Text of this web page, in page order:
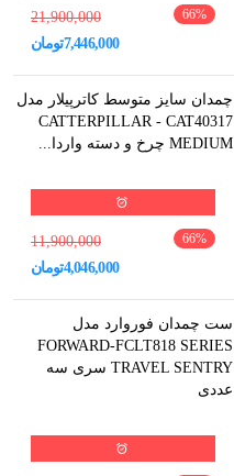
66%
21,900,000
7,446,000تومان
چمدان سایز متوسط کاترپیلار مدل
CATTERPILLAR - CAT40317
MEDIUM چرخ و دسته واردا...
66%
11,900,000
4,046,000تومان
ست چمدان فوروارد مدل
FORWARD-FCLT818 SERIES
TRAVEL SENTRY سری سه
عددی